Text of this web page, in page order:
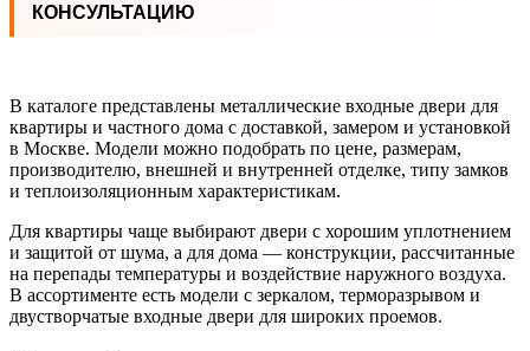
КОНСУЛЬТАЦИЮ
В каталоге представлены металлические входные двери для
квартиры и частного дома с доставкой, замером и установкой
в Москве. Модели можно подобрать по цене, размерам,
производителю, внешней и внутренней отделке, типу замков
и теплоизоляционным характеристикам.
Для квартиры чаще выбирают двери с хорошим уплотнением
и защитой от шума, а для дома — конструкции, рассчитанные
на перепады температуры и воздействие наружного воздуха.
В ассортименте есть модели с зеркалом, терморазрывом и
двустворчатые входные двери для широких проемов.